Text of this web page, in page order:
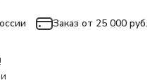
Заказ от 25 000 руб.